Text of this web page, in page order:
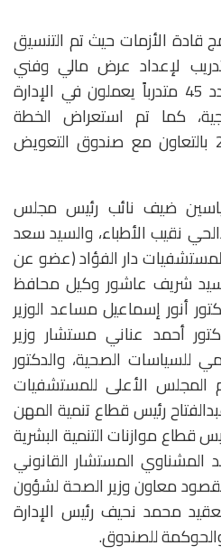
قادة الأزمات حيث تم التنسيق
لإعداد عرض مالي وفني
لبرنامج “قادة الأزمات” لعدد 45 متدرباً يعملون في الإدارة
كما تم استعراض الخطة
التنفيذية لعام 2025-2026 بالتعاون مع صندوق التعويض
ياسين ضيف نائب رئيس مجلس
نقيب الأطباء، والسيد سعد
لمستشفيات دار الفؤاد (عضو عن
شريف عاشور وكيل محافظ
أنور إسماعيل مساعد الوزير
أحمد عناني مستشار وزير
للسياسات الصحية، والدكتور
الأعلى للمستشفيات
رئيس قطاع تنمية المهن
قطاع موازنات التنمية البشرية
المشناوي المستشار القانوني
معاون وزير الصحة لشؤون
محمد نحيف رئيس الإدارة
والحوكمة للصندوق.